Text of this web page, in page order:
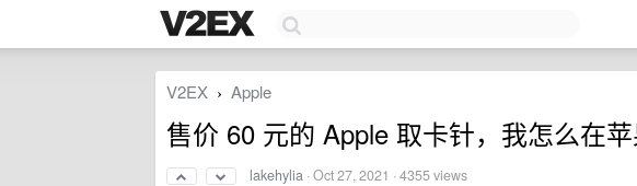
V2EX › Apple
售价 60 元的 Apple 取卡针，我怎么在
lakehylia ·Oct 27, 2021 · 4355 views